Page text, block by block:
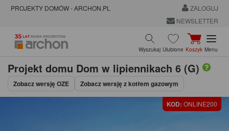
PROJEKTY DOMÓW - ARCHON.PL
ZALOGUJ
NEWSLETTER
Wyszukaj Ulubione Koszyk Menu
Projekt domu Dom w lipiennikach 6 (G)
Zobacz wersję OZE Zobacz wersję z kotłem gazowym
KOD: ONLINE200